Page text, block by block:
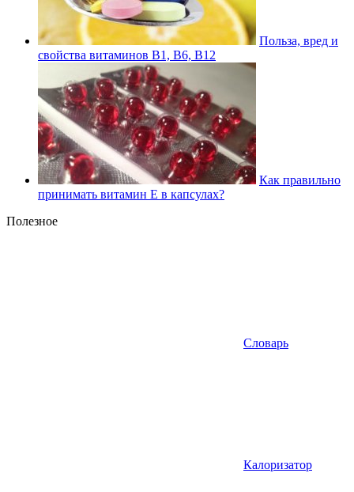
Польза, вред и
свойства витаминов В1, В6, В12
Как правильно
принимать витамин Е в капсулах?
Полезное
Словарь
Калоризатор